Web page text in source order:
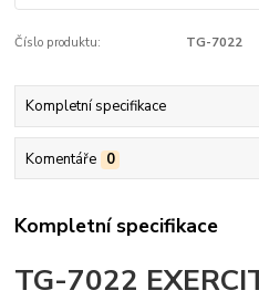
Číslo produktu: TG-7022
Kompletní specifikace
Komentáře 0
Kompletní specifikace
TG-7022